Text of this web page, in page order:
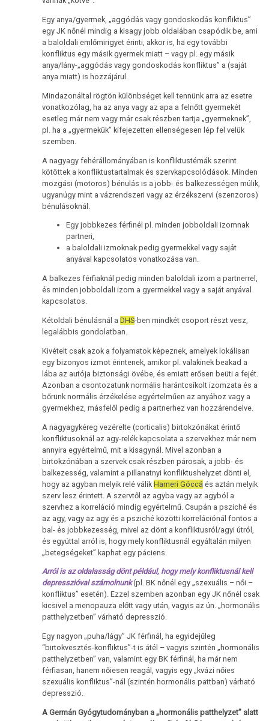
Metasztázisok
Gyógyszerezés
Tumormarker
Fájdalmak
Egy anya/gyermek, „aggódás vagy gondoskodás konfliktus”
egy JK nőnél mindig a kisagy jobb oldalában csapódik be, ami
a baloldali emlőmirigyet érinti, akkor is, ha egy további
konfliktus egy másik gyermek miatt – vagy pl. egy másik
anya/lány-„aggódás vagy gondoskodás konfliktus” a (saját
anya miatt) is hozzájárul.
Mindazonáltal rögtön különbséget kell tennünk arra az esetre
vonatkozólag, ha az anya vagy az apa a felnőtt gyermekét
esetleg már nem vagy már csak részben tartja „gyermeknek”,
pl. ha a „gyermekük” kifejezetten ellenségesen lép fel velük
szemben.
A nagyagy fehérállományában is konfliktustémák szerint
kötöttek a konfliktustartalmak és szervkapcsolódások. Minden
mozgási (motoros) bénulás is a jobb- és balkezességen múlik,
ugyanúgy mint a vázrendszeri vagy az érzékszervi (szenzoros)
bénulásoknál.
Egy jobbkezes férfinél pl. minden jobboldali izomnak
partneri,
a baloldali izmoknak pedig gyermekkel vagy saját
anyával kapcsolatos vonatkozása van.
A balkezes férfiaknál pedig minden baloldali izom a partnerrel,
és minden jobboldali izom a gyermekkel vagy a saját anyával
kapcsolatos.
Kétoldali bénulásnál aDHS-ben mindkét csoport részt vesz,
legalábbis gondolatban.
Kivételt csak azok a folyamatok képeznek, amelyek lokálisan
egy bizonyos izmot érintenek, amikor pl. valakinek beakad a
lába az autója biztonsági övébe, és emiatt erősen beüti a fejét.
Azonban a csontozatunk normális harántcsíkolt izomzata és a
bőrünk normális érzékelése egyértelműen az anyához vagy a
gyermekhez, másfelől pedig a partnerhez van hozzárendelve.
A nagyagykéreg vezérelte (corticalis) birtokzónákat érintő
konfliktusoknál az agy-relék kapcsolata a szervekhez már nem
annyira egyértelmű, mit a kisagynál. Mivel azonban a
birtokzónában a szervek csak részben párosak, a jobb- és
balkezesség, valamint a pillanatnyi konfliktushelyzet dönti el,
hogy az agyban melyik relé válikHameri Góccá és aztán melyik
szerv lesz érintett. A szervtől az agyba vagy az agyból a
szervhez a korreláció mindig egyértelmű. Csupán a psziché és
az agy, vagy az agy és a psziché közötti korrelációnál fontos a
bal- és jobbkezesség, mivel az dönt a konfliktusról/agyi útról,
és egyúttal arról is, hogy mely konfliktusnál egyáltalán milyen
„betegségeket” kaphat egy páciens.
Arról is az oldalasság dönt például, hogy mely konfliktusnál kell
depresszióval számolnunk(pl. BK nőnél egy „szexuális – női –
konfliktus” esetén). Ezzel szemben azonban egy JK nőnél csak
kicsivel a menopauza előtt vagy után, vagyis az ún. „hormonális
patthelyzetben” várható depresszió.
Egy nagyon „puha/lágy” JK férfinál, ha egyidejűleg
“birtokvesztés-konfliktus”-t is átél – vagyis szintén „hormonális
patthelyzetben” van, valamint egy BK férfinál, ha már nem
férfiasan, hanem nőiesen reagál, vagyis egy „kvázi nőies
szexuális konfliktus”-nál (szintén hormonális pattban) várható
depresszió.
A Germán Gyógytudományban a „hormonális patthelyzet” alatt